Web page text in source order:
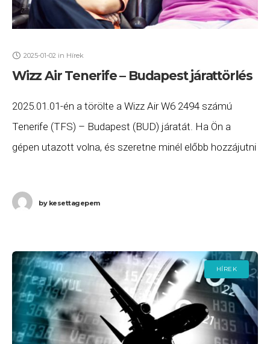
2025-01-02 in Hírek
Wizz Air Tenerife – Budapest járattörlés
2025.01.01-én a törölte a Wizz Air W6 2494 számú
Tenerife (TFS) – Budapest (BUD) járatát. Ha Ön a
gépen utazott volna, és szeretne minél előbb hozzájutni
bykesettagepem
HÍREK